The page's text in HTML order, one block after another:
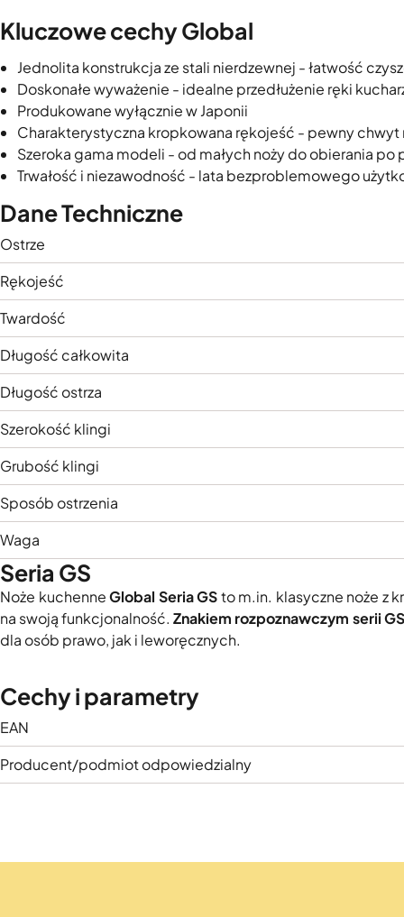
Kluczowe cechy Global
Jednolita konstrukcja ze stali nierdzewnej - łatwość
Doskonałe wyważenie - idealne przedłużenie ręki
Produkowane wyłącznie w Japonii
Charakterystyczna kropkowana rękojeść - pewny chwyt
Szeroka gama modeli - od małych noży do obierania po
Trwałość i niezawodność - lata bezproblemowego
Dane Techniczne
Ostrze
Rękojeść
Twardość
Długość całkowita
Długość ostrza
Szerokość klingi
Grubość klingi
Sposób ostrzenia
Waga
Seria GS
Noże kuchenneGlobal Seria GSto m.in. klasyczne noże z
na swoją funkcjonalność.Znakiem rozpoznawczym serii
dla osób prawo, jak i leworęcznych.
Cechy i parametry
EAN
Producent/podmiot odpowiedzialny